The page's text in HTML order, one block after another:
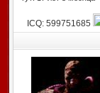
ICQ: 599751685